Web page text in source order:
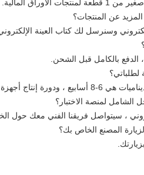
المالية.
عن المنتجات؟
وسنرسل لك كتاب العينة
لطلباتي؟
، والمنتجات الأخرى يرجى الاتصال بنا.
لمنصة الاختبار؟
، سيتواصل فريقنا الفني معك حول
المصنع الخاص بك؟